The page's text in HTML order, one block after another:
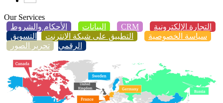
Our Services
البيانات
الأحكام والشروط CRM
التجارة الإلكترونية
سياسة الخصوصية
التطبيق على شبكة الإنترنت
التسويق
الرقمي
تحرير الصور